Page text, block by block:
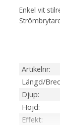
Enkel vit
Artikelnr
Längd/
Djup
Höjd
Effekt